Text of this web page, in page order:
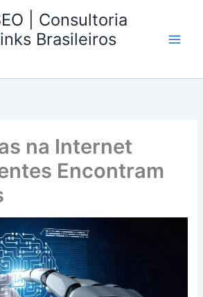
| Consultoria
Brasileiros
na Internet
Encontram